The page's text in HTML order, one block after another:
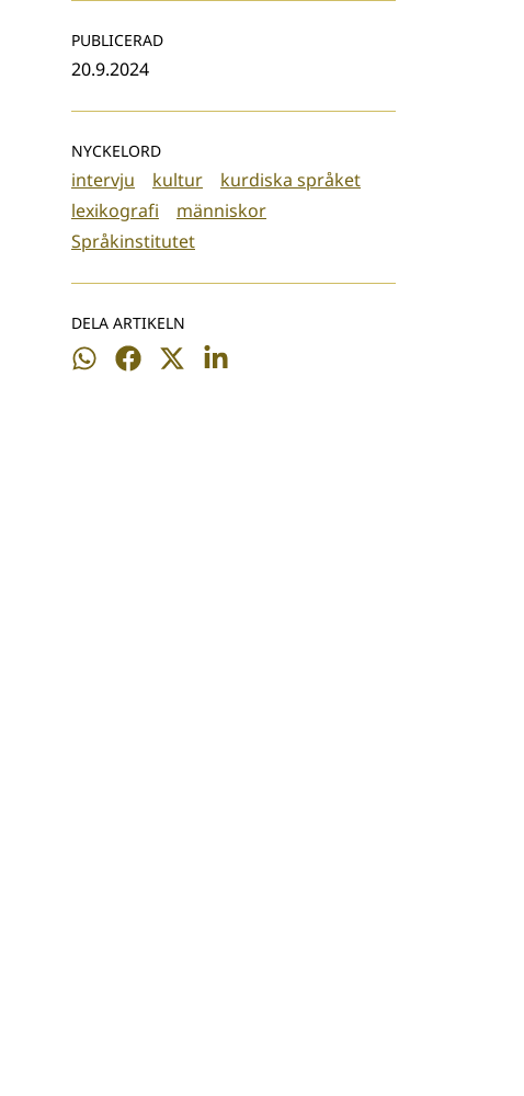
PUBLICERAD
20.9.2024
NYCKELORD
intervju kultur
kurdiska språket
lexikografi
människor
Språkinstitutet
DELA ARTIKELN
Dela
Dela
Dela
Dela